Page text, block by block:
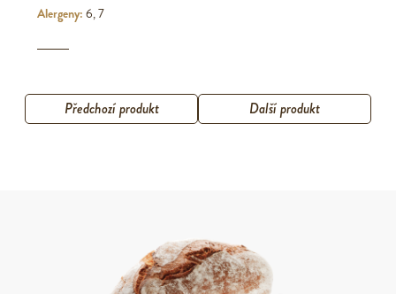
Alergeny: 6, 7
Předchozí produkt Další produkt